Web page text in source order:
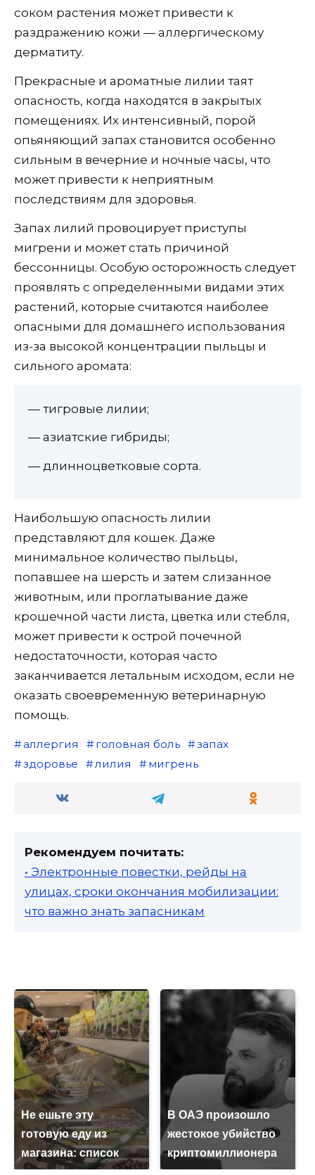
соком растения может привести к
раздражению кожи — аллергическому
дерматиту.
Прекрасные и ароматные лилии таят
опасность, когда находятся в закрытых
помещениях. Их интенсивный, порой
опьяняющий запах становится особенно
сильным в вечерние и ночные часы, что
может привести к неприятным
последствиям для здоровья.
Запах лилий провоцирует приступы
мигрени и может стать причиной
бессонницы. Особую осторожность следует
проявлять с определенными видами этих
растений, которые считаются наиболее
опасными для домашнего использования
из-за высокой концентрации пыльцы и
сильного аромата:
— тигровые лилии;
— азиатские гибриды;
— длинноцветковые сорта.
Наибольшую опасность лилии
представляют для кошек. Даже
минимальное количество пыльцы,
попавшее на шерсть и затем слизанное
животным, или проглатывание даже
крошечной части листа, цветка или стебля,
может привести к острой почечной
недостаточности, которая часто
заканчивается летальным исходом, если не
оказать своевременную ветеринарную
помощь.
аллергия головная боль
запах
здоровье
лилия мигрень
Рекомендуем почитать:
• Электронные повестки, рейды на
улицах, сроки окончания мобилизации:
что важно знать запасникам
Не ешьте эту
готовую еду из
магазина: список
В ОАЭ произошло
жестокое убийство
криптомиллионера